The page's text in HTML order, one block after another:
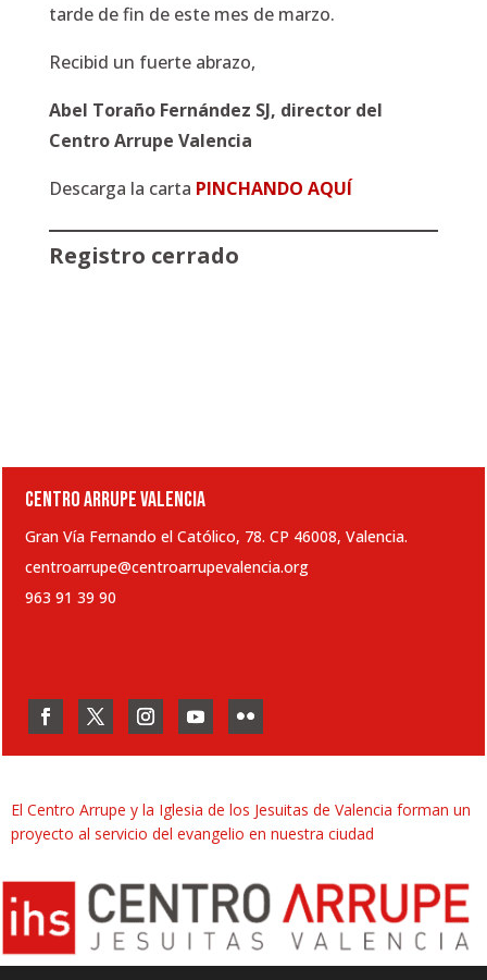
tarde de fin de este mes de marzo.
Recibid un fuerte abrazo,
Abel Toraño Fernández SJ, director del
Centro Arrupe Valencia
Descarga la carta PINCHANDO AQUÍ
Registro cerrado
CENTRO ARRUPE VALENCIA
Gran Vía Fernando el Católico, 78. CP 46008, Valencia.
centroarrupe@centroarrupevalencia.org
963 91 39 90
El Centro Arrupe y la Iglesia de los Jesuitas de Valencia forman un
proyecto al servicio del evangelio en nuestra ciudad